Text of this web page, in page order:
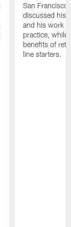
San
discussed his
and his work
practice, while
benefits of
line starters.